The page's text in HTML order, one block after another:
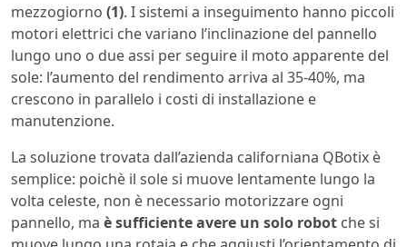
mezzogiorno (1). I sistemi a inseguimento hanno piccoli
motori elettrici che variano l’inclinazione del pannello
lungo uno o due assi per seguire il moto apparente del
sole: l’aumento del rendimento arriva al 35-40%, ma
crescono in parallelo i costi di installazione e
manutenzione.
La soluzione trovata dall’azienda californiana QBotix è
semplice: poichè il sole si muove lentamente lungo la
volta celeste, non è necessario motorizzare ogni
pannello, ma è sufficiente avere un solo robot che si